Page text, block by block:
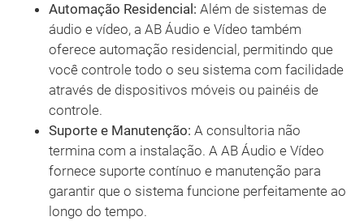
Automação Residencial: Além de sistemas de
áudio e vídeo, a AB Áudio e Vídeo também
oferece automação residencial, permitindo que
você controle todo o seu sistema com facilidade
através de dispositivos móveis ou painéis de
controle.
Suporte e Manutenção: A consultoria não
termina com a instalação. A AB Áudio e Vídeo
fornece suporte contínuo e manutenção para
garantir que o sistema funcione perfeitamente ao
longo do tempo.